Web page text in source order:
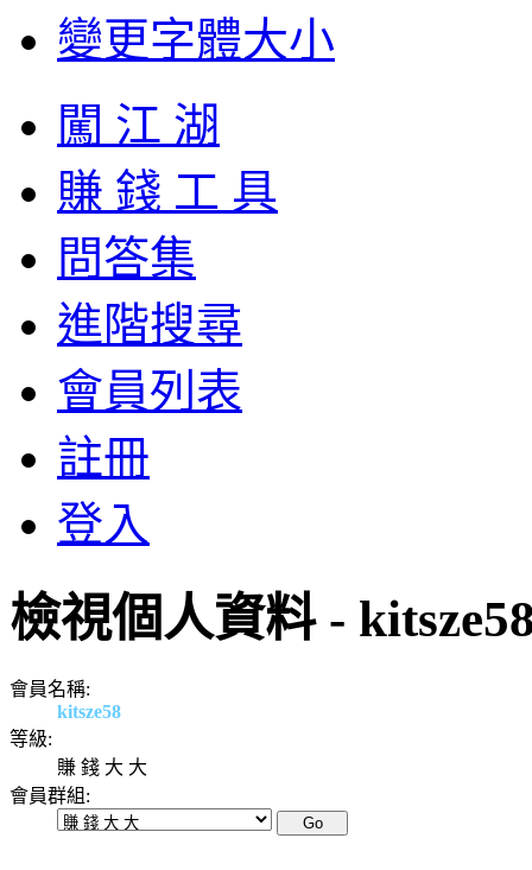
變更字體大小
闖 江 湖
賺 錢 工 具
問答集
進階搜尋
會員列表
註冊
登入
檢視個人資料 -
會員名稱:
kitsze58
等級:
賺 錢 大 大
會員群組: